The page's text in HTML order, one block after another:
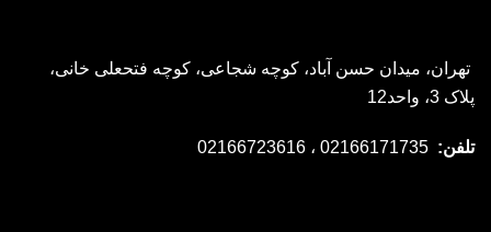
تهران، میدان حسن آباد، کوچه شجاعی، کوچه فتحعلی خانی،
پلاک 3، واحد12
تلفن: